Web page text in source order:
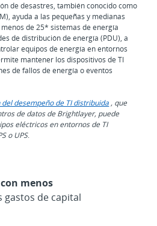
de desastres, también conocido como
ayuda a las pequeñas y medianas
de 25* sistemas de energía
de distribución de energía (PDU), a
equipos de energía en entornos
mantener los dispositivos de TI
de fallos de energía o eventos
del desempeño de TI distribuida , que
de datos de Brightlayer, puede
eléctricos en entornos de TI
o UPS.
menos
gastos de capital